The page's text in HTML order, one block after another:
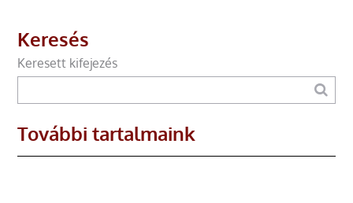
Keresés
Keresett kifejezés
További tartalmaink